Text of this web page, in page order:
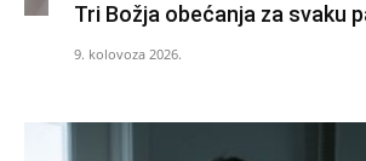
Tri Božja obećanja za svaku
9. kolovoza 2026.